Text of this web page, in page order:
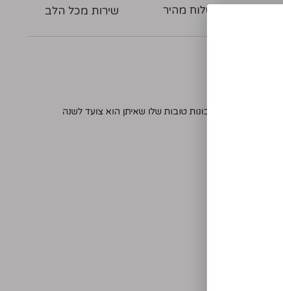
משלוח מהיר שירות מכל הלב
ומוסיף תכונות טובות שלו שאיתן הוא צועד לשנה